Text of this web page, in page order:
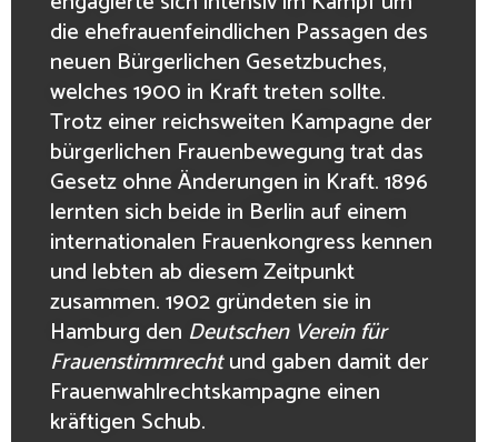
die ehefrauenfeindlichen Passagen des
neuen Bürgerlichen Gesetzbuches,
welches 1900 in Kraft treten sollte.
Trotz einer reichsweiten Kampagne der
bürgerlichen Frauenbewegung trat das
Gesetz ohne Änderungen in Kraft. 1896
lernten sich beide in Berlin auf einem
internationalen Frauenkongress kennen
und lebten ab diesem Zeitpunkt
zusammen. 1902 gründeten sie in
Hamburg den Deutschen Verein für
Frauenstimmrechtund gaben damit der
Frauenwahlrechtskampagne einen
kräftigen Schub.